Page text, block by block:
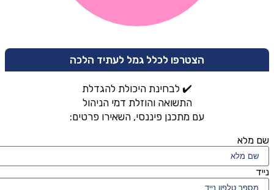
הצטרפו לכלל גמל לעתיד הלכה
✔️ לבחינת היכולת להגדלת
התשואה והוזלת דמי הניהול
עם מתכנן פיננסי, השאירו פרטים:
שם מלא
נייד